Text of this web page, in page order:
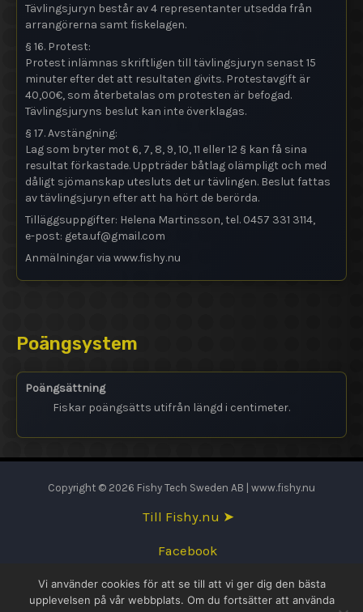
Tävlingsjuryn består av 4 representanter utsedda från
arrangörerna samt fiskelagen.
§ 16. Protest:
Protest inlämnas skriftligen till tävlingsjuryn senast 15
minuter efter det att resultaten givits. Protestavgift är
40,00€, som återbetalas om protesten är befogad.
Tävlingsjuryns beslut kan inte överklagas.
§ 17. Avstängning:
Lag som bryter mot 6, 7, 8, 9, 10, 11 eller 12 § kan få sina
resultat förkastade. Uppträder båtlag olämpligt och med
dåligt sjömanskap utesluts det ur tävlingen. Beslut fattas
av tävlingsjuryn efter att ha hört de berörda.
Tilläggsuppgifter: Helena Martinsson, tel. 0457 331 3114,
e-post: geta.uf@gmail.com
Anmälningar via www.fishy.nu
Poängsystem
Poängsättning
Fiskar poängsätts utifrån längd i centimeter.
Copyright © 2026 Fishy Tech Sweden AB | www.fishy.nu
Till Fishy.nu ➤
Facebook
English
Vi använder cookies för att se till att vi ger dig den bästa
upplevelsen på vår webbplats. Om du fortsätter att använda